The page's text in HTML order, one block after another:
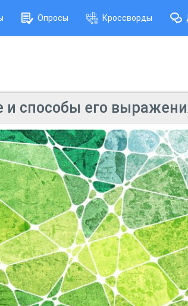
Опросы Кроссворды
способы его